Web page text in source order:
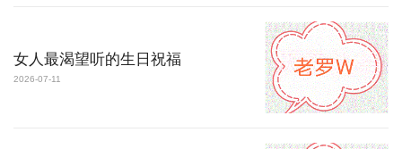
女人最渴望听的生日祝福
2026-07-11